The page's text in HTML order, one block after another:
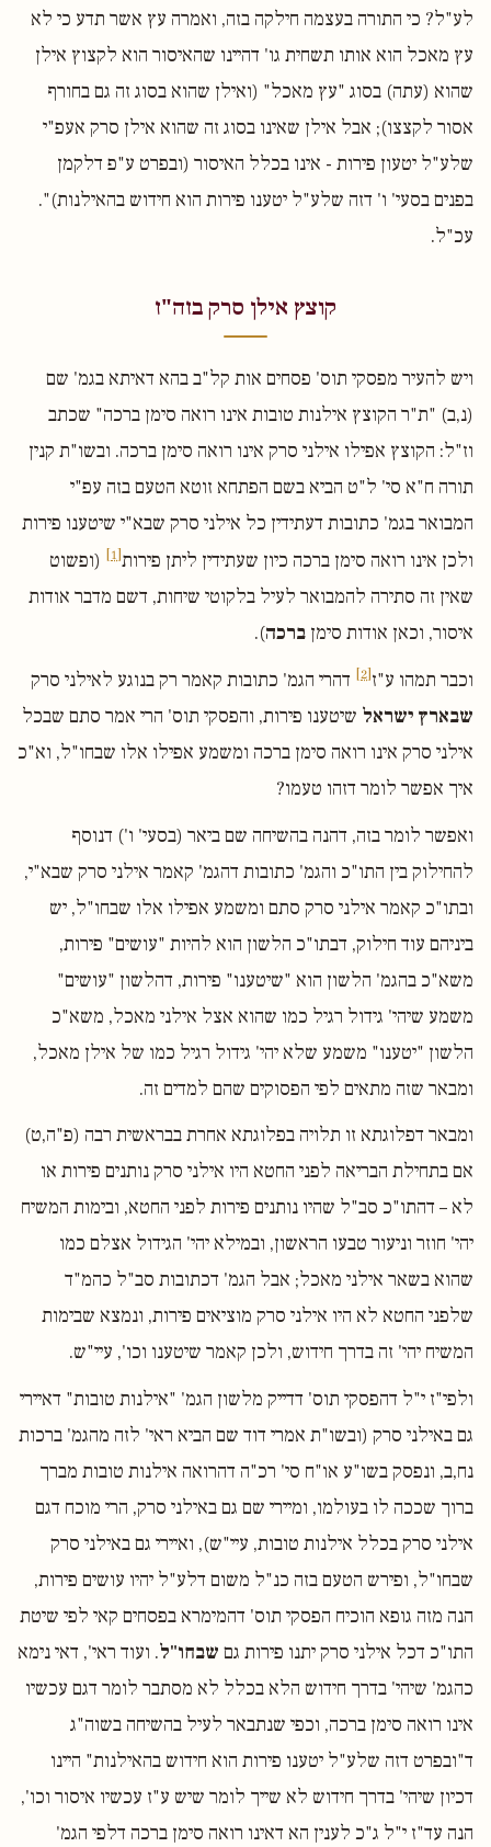
לע"ל? כי התורה בעצמה חילקה בזה, ואמרה עץ אשר תדע כי לא
עץ מאכל הוא אותו תשחית גו' דהיינו שהאיסור הוא לקצוץ אילן
שהוא (עתה) בסוג "עץ מאכל" (ואילן שהוא בסוג זה גם בחורף
אסור לקצצו); אבל אילן שאינו בסוג זה שהוא אילן סרק אעפ"י
שלע"ל יטעון פירות - אינו בכלל האיסור (ובפרט ע"פ דלקמן
בפנים בסעי' ו' דזה שלע"ל יטענו פירות הוא חידוש בהאילנות)".
עכ"ל.
קוצץ אילן סרק בזה"ז
ויש להעיר מפסקי תוס' פסחים אות קל"ב בהא דאיתא בגמ' שם
(נ,ב) "ת"ר הקוצץ אילנות טובות אינו רואה סימן ברכה" שכתב
וז"ל: הקוצץ אפילו אילני סרק אינו רואה סימן ברכה. ובשו"ת קנין
תורה ח"א סי' ל"ט הביא בשם הפתחא זוטא הטעם בזה עפ"י
המבואר בגמ' כתובות דעתידין כל אילני סרק שבא"י שיטענו פירות
ולכן אינו רואה סימן ברכה כיון שעתידין ליתן פירות[1]
(ופשוט
שאין זה סתירה להמבואר לעיל בלקוטי שיחות, דשם מדבר אודות
איסור, וכאן אודות סימן ברכה).
וכבר תמהו ע"ז[2]
דהרי הגמ' כתובות קאמר רק בנוגע לאילני סרק
שבארץ ישראל שיטענו פירות, והפסקי תוס' הרי אמר סתם שבכל
אילני סרק אינו רואה סימן ברכה ומשמע אפילו אלו שבחו"ל, וא"כ
איך אפשר לומר דזהו טעמו?
ואפשר לומר בזה, דהנה בהשיחה שם ביאר (בסעי' ו') דנוסף
להחילוק בין התו"כ והגמ' כתובות דהגמ' קאמר אילני סרק שבא"י,
ובתו"כ קאמר אילני סרק סתם ומשמע אפילו אלו שבחו"ל, יש
ביניהם עוד חילוק, דבתו"כ הלשון הוא להיות "עושים" פירות,
משא"כ בהגמ' הלשון הוא "שיטענו" פירות, דהלשון "עושים"
משמע שיהי' גידול רגיל כמו שהוא אצל אילני מאכל, משא"כ
הלשון "יטענו" משמע שלא יהי' גידול רגיל כמו של אילן מאכל,
ומבאר שזה מתאים לפי הפסוקים שהם למדים זה.
ומבאר דפלוגתא זו תלויה בפלוגתא אחרת בבראשית רבה (פ"ה,ט)
אם בתחילת הבריאה לפני החטא היו אילני סרק נותנים פירות או
לא – דהתו"כ סב"ל שהיו נותנים פירות לפני החטא, ובימות המשיח
יהי' חוזר וניעור טבעו הראשון, ובמילא יהי' הגידול אצלם כמו
שהוא בשאר אילני מאכל; אבל הגמ' דכתובות סב"ל כהמ"ד
שלפני החטא לא היו אילני סרק מוציאים פירות, ונמצא שבימות
המשיח יהי' זה בדרך חידוש, ולכן קאמר שיטענו וכו', עיי"ש.
ולפי"ז י"ל דהפסקי תוס' דדייק מלשון הגמ' "אילנות טובות" דאיירי
גם באילני סרק (ובשו"ת אמרי דוד שם הביא ראי' לזה מהגמ' ברכות
נח,ב, ונפסק בשו"ע או"ח סי' רכ"ה דהרואה אילנות טובות מברך
ברוך שככה לו בעולמו, ומיירי שם גם באילני סרק, הרי מוכח דגם
אילני סרק בכלל אילנות טובות, עיי"ש), ואיירי גם באילני סרק
שבחו"ל, ופירש הטעם בזה כנ"ל משום דלע"ל יהיו עושים פירות,
הנה מזה גופא הוכיח הפסקי תוס' דהמימרא בפסחים קאי לפי שיטת
התו"כ דכל אילני סרק יתנו פירות גם שבחו"ל. ועוד ראי', דאי נימא
כהגמ' שיהי' בדרך חידוש הלא בכלל לא מסתבר לומר דגם עכשיו
אינו רואה סימן ברכה, וכפי שנתבאר לעיל בהשיחה בשוה"ג
ד"ובפרט דזה שלע"ל יטענו פירות הוא חידוש בהאילנות" היינו
דכיון שיהי' בדרך חידוש לא שייך לומר שיש ע"ז עכשיו איסור וכו',
הנה עד"ז י"ל ג"כ לענין הא דאינו רואה סימן ברכה דלפי הגמ'